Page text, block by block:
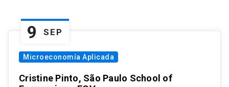
9 SEP
Microeconomía Aplicada
Cristine Pinto, São Paulo School of